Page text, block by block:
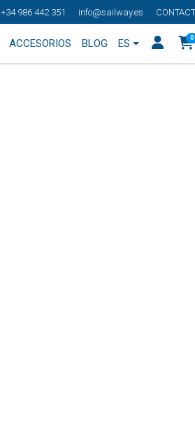
+34 986 442 351 info@sailway.es
ACCESORIOS BLOG ES 0